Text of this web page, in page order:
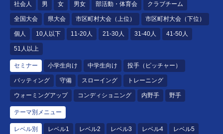
社会人 男 女 男女 部活動・体育会 クラブチーム
全国大会 県大会 市区町村大会（上位） 市区町村大会（下位）
個人 10人以下 11-20人 21-30人 31-40人 41-50人
51人以上
セミナー 小学生向け 中学生向け 投手（ピッチャー）
バッティング 守備 スローイング トレーニング
ウォーミングアップ コンディショニング 内野手 野手
テーマ別メニュー
レベル別 レベル1 レベル2 レベル3 レベル4 レベル5